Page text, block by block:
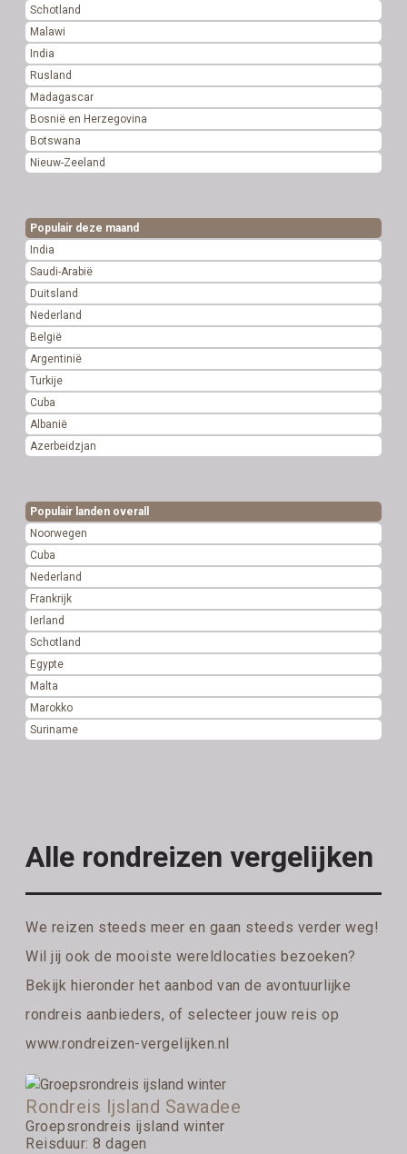
Schotland
Malawi
India
Rusland
Madagascar
Bosnië en Herzegovina
Botswana
Nieuw-Zeeland
Populair deze maand
India
Saudi-Arabië
Duitsland
Nederland
België
Argentinië
Turkije
Cuba
Albanië
Azerbeidzjan
Populair landen overall
Noorwegen
Cuba
Nederland
Frankrijk
Ierland
Schotland
Egypte
Malta
Marokko
Suriname
Alle rondreizen vergelijken
We reizen steeds meer en gaan steeds verder weg!
Wil jij ook de mooiste wereldlocaties bezoeken?
Bekijk hieronder het aanbod van de avontuurlijke
rondreis aanbieders, of selecteer jouw reis op
www.rondreizen-vergelijken.nl
Rondreis Ijsland Sawadee
Groepsrondreis ijsland winter
Reisduur: 8 dagen